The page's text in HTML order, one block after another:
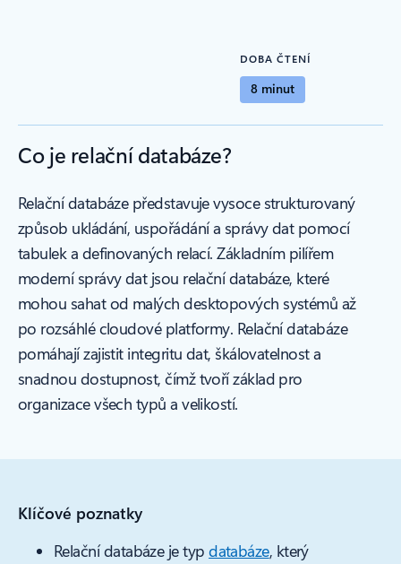
DOBA ČTENÍ
8 minut
Co je relační databáze?
Relační databáze představuje vysoce strukturovaný
způsob ukládání, uspořádání a správy dat pomocí
tabulek a definovaných relací. Základním pilířem
moderní správy dat jsou relační databáze, které
mohou sahat od malých desktopových systémů až
po rozsáhlé cloudové platformy. Relační databáze
pomáhají zajistit integritu dat, škálovatelnost a
snadnou dostupnost, čímž tvoří základ pro
organizace všech typů a velikostí.
Klíčové poznatky
Relační databáze je typdatabáze, který